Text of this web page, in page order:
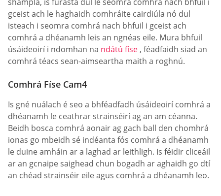
gceist ach le haghaidh comhráite cairdiúla nó dul
isteach i seomra comhrá nach bhfuil i gceist ach
comhrá a dhéanamh leis an ngnéas eile. Mura bhfuil
úsáideoirí i ndomhan na ndátú físe , féadfaidh siad an
comhrá téacs sean-aimseartha maith a roghnú.
Comhrá Físe Cam4
Is gné nuálach é seo a bhféadfadh úsáideoirí comhrá a
dhéanamh le ceathrar strainséirí ag an am céanna.
Beidh bosca comhrá aonair ag gach ball den chomhrá
ionas go mbeidh sé indéanta fós comhrá a dhéanamh
le duine amháin ar a laghad ar leithligh. Is féidir cliceáil
ar an gcnaipe saighead chun bogadh ar aghaidh go dtí
an chéad strainséir eile agus comhrá a dhéanamh leo.